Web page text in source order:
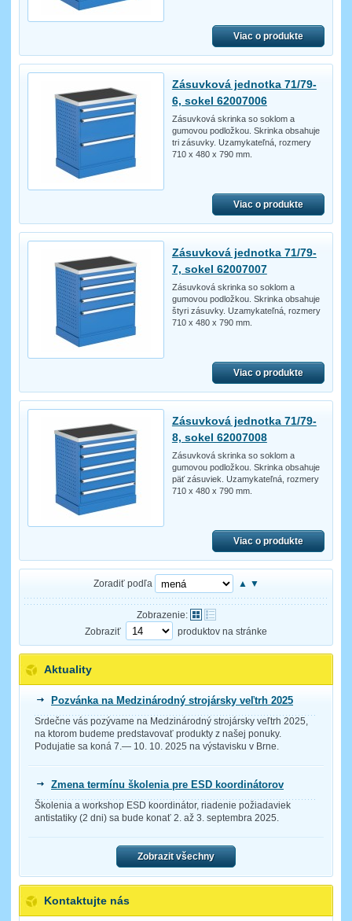
Viac o produkte
Zásuvková jednotka 71/79-
6, sokel 62007006
Zásuvková skrinka so soklom a
gumovou podložkou. Skrinka obsahuje
tri zásuvky. Uzamykateľná, rozmery
710 x 480 x 790 mm.
Viac o produkte
Zásuvková jednotka 71/79-
7, sokel 62007007
Zásuvková skrinka so soklom a
gumovou podložkou. Skrinka obsahuje
štyri zásuvky. Uzamykateľná, rozmery
710 x 480 x 790 mm.
Viac o produkte
Zásuvková jednotka 71/79-
8, sokel 62007008
Zásuvková skrinka so soklom a
gumovou podložkou. Skrinka obsahuje
päť zásuviek. Uzamykateľná, rozmery
710 x 480 x 790 mm.
Viac o produkte
Zoradiť podľa ▲ ▼
Zobrazenie:
Zobraziť
produktov na stránke
Aktuality
Pozvánka na Medzinárodný strojársky veľtrh 2025
Srdečne vás pozývame na Medzinárodný strojársky veľtrh 2025,
na ktorom budeme predstavovať produkty z našej ponuky.
Podujatie sa koná 7.— 10. 10. 2025 na výstavisku v Brne.
Zmena termínu školenia pre ESD koordinátorov
Školenia a workshop ESD koordinátor, riadenie požiadaviek
antistatiky (2 dni) sa bude konať 2. až 3. septembra 2025.
Zobrazit všechny
Kontaktujte nás